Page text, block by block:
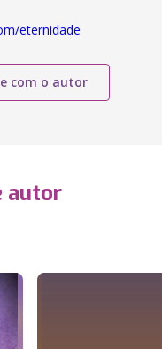
eternidade
com o autor
autor